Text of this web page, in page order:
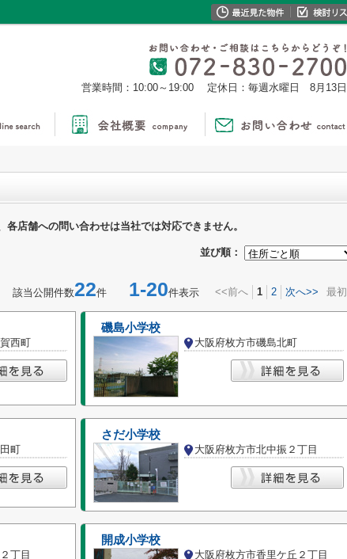
営業時間：10:00～19:00 定休日：毎週水曜日 8月13日
店舗への問い合わせは当社では対応できません。
並び順：
該当公開件数22件 1-20件表示 <<前へ 1 2 次へ>> 最初
西町
磯島小学校
大阪府枚方市磯島北町
町
さだ小学校
大阪府枚方市北中振２丁目
丁目
開成小学校
大阪府枚方市香里ケ丘２丁目